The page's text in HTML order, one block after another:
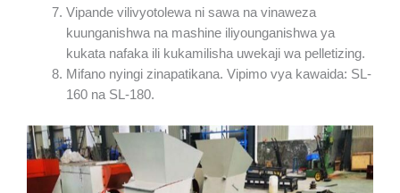
Vipande vilivyotolewa ni sawa na vinaweza
kuunganishwa na mashine iliyounganishwa ya
kukata nafaka ili kukamilisha uwekaji wa pelletizing.
Mifano nyingi zinapatikana. Vipimo vya kawaida: SL-
160 na SL-180.